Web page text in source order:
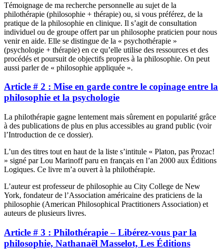
Témoignage de ma recherche personnelle au sujet de la
philothérapie (philosophie + thérapie) ou, si vous préférez, de la
pratique de la philosophie en clinique. Il s’agit de consultation
individuel ou de groupe offert par un philosophe praticien pour nous
venir en aide. Elle se distingue de la « psychothérapie »
(psychologie + thérapie) en ce qu’elle utilise des ressources et des
procédés et poursuit de objectifs propres à la philosophie. On peut
aussi parler de « philosophie appliquée ».
Article # 2 : Mise en garde contre le copinage entre la
philosophie et la psychologie
La philothérapie gagne lentement mais sûrement en popularité grâce
à des publications de plus en plus accessibles au grand public (voir
l’Introduction de ce dossier).
L’un des titres tout en haut de la liste s’intitule « Platon, pas Prozac!
» signé par Lou Marinoff paru en français en l’an 2000 aux Éditions
Logiques. Ce livre m’a ouvert à la philothérapie.
L’auteur est professeur de philosophie au City College de New
York, fondateur de l’Association américaine des praticiens de la
philosophie (American Philosophical Practitioners Association) et
auteurs de plusieurs livres.
Article # 3 : Philothérapie – Libérez-vous par la
philosophie, Nathanaël Masselot, Les Éditions